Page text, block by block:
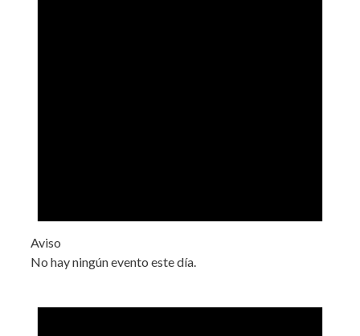
Aviso
No hay ningún evento este día.